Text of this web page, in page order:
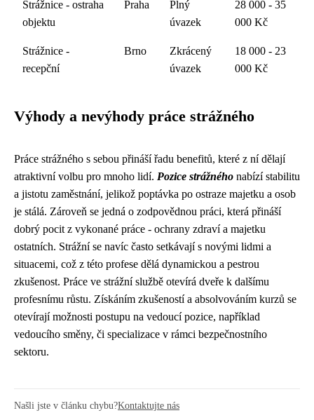
Strážnice - ostraha
objektu
Praha
Plný
úvazek
28 000 - 35
000 Kč
Strážnice -
recepční
Brno
Zkrácený
úvazek
18 000 - 23
000 Kč
Výhody a nevýhody práce strážného
Práce strážného s sebou přináší řadu benefitů, které z ní dělají
atraktivní volbu pro mnoho lidí. Pozice strážného nabízí stabilitu
a jistotu zaměstnání, jelikož poptávka po ostraze majetku a osob
je stálá. Zároveň se jedná o zodpovědnou práci, která přináší
dobrý pocit z vykonané práce - ochrany zdraví a majetku
ostatních. Strážní se navíc často setkávají s novými lidmi a
situacemi, což z této profese dělá dynamickou a pestrou
zkušenost. Práce ve strážní službě otevírá dveře k dalšímu
profesnímu růstu. Získáním zkušeností a absolvováním kurzů se
otevírají možnosti postupu na vedoucí pozice, například
vedoucího směny, či specializace v rámci bezpečnostního
sektoru.
Našli jste v článku chybu?Kontaktujte nás